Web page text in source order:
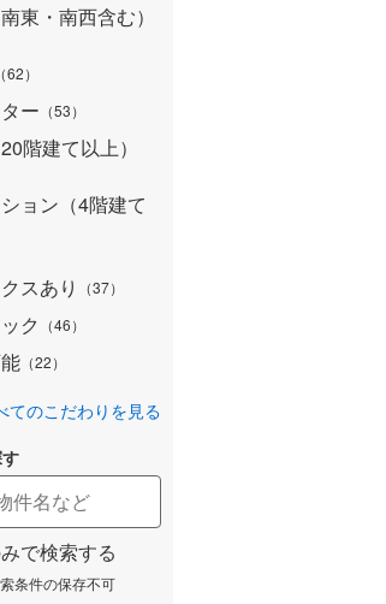
東・南西含む）
（62）
ー （53）
階建て以上）
ョン（4階建て
スあり （37）
ク （46）
（22）
てのこだわりを見る
で検索する
条件の保存不可
線( 670)
線
線( 583)
)
リーンライン
鶴舞線
名港線(
見緑地線
線(416)
線
岸線(63)
線 (228)